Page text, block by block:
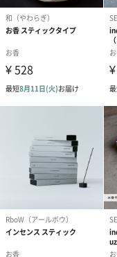
It Beauté TEA
目まぐるしく過ぎる毎
ていませんか？
It Beauté TEAは、そん
を提案します。
内側から輝くための、
まずは一杯のお茶から
選べる4種のフレー
【東方美人ローズ